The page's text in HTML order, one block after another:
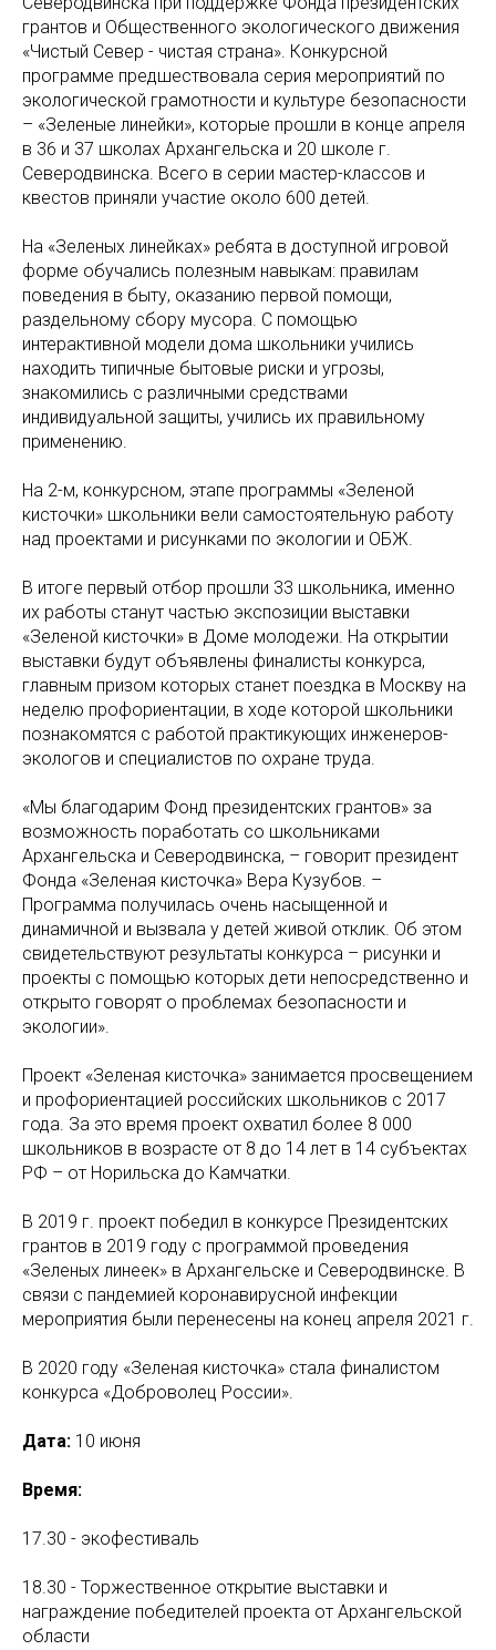
грантов и Общественного экологического движения
«Чистый Север - чистая страна». Конкурсной
программе предшествовала серия мероприятий по
экологической грамотности и культуре безопасности
– «Зеленые линейки», которые прошли в конце апреля
в 36 и 37 школах Архангельска и 20 школе г.
Северодвинска. Всего в серии мастер-классов и
квестов приняли участие около 600 детей.
На «Зеленых линейках» ребята в доступной игровой
форме обучались полезным навыкам: правилам
поведения в быту, оказанию первой помощи,
раздельному сбору мусора. С помощью
интерактивной модели дома школьники учились
находить типичные бытовые риски и угрозы,
знакомились с различными средствами
индивидуальной защиты, учились их правильному
применению.
На 2-м, конкурсном, этапе программы «Зеленой
кисточки» школьники вели самостоятельную работу
над проектами и рисунками по экологии и ОБЖ.
В итоге первый отбор прошли 33 школьника, именно
их работы станут частью экспозиции выставки
«Зеленой кисточки» в Доме молодежи. На открытии
выставки будут объявлены финалисты конкурса,
главным призом которых станет поездка в Москву на
неделю профориентации, в ходе которой школьники
познакомятся с работой практикующих инженеров-
экологов и специалистов по охране труда.
«Мы благодарим Фонд президентских грантов» за
возможность поработать со школьниками
Архангельска и Северодвинска, – говорит президент
Фонда «Зеленая кисточка» Вера Кузубов. –
Программа получилась очень насыщенной и
динамичной и вызвала у детей живой отклик. Об этом
свидетельствуют результаты конкурса – рисунки и
проекты с помощью которых дети непосредственно и
открыто говорят о проблемах безопасности и
экологии».
Проект «Зеленая кисточка» занимается просвещением
и профориентацией российских школьников с 2017
года. За это время проект охватил более 8 000
школьников в возрасте от 8 до 14 лет в 14 субъектах
РФ – от Норильска до Камчатки.
В 2019 г. проект победил в конкурсе Президентских
грантов в 2019 году с программой проведения
«Зеленых линеек» в Архангельске и Северодвинске. В
связи с пандемией коронавирусной инфекции
мероприятия были перенесены на конец апреля 2021 г.
В 2020 году «Зеленая кисточка» стала финалистом
конкурса «Доброволец России».
Дата: 10 июня
Время:
17.30 - экофестиваль
18.30 - Торжественное открытие выставки и
награждение победителей проекта от Архангельской
области